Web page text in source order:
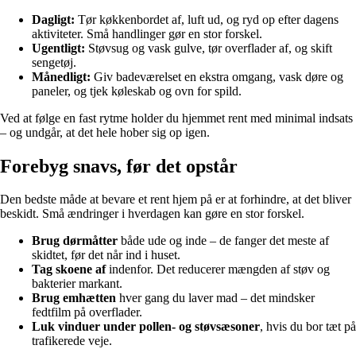
Dagligt: Tør køkkenbordet af, luft ud, og ryd op efter dagens
aktiviteter. Små handlinger gør en stor forskel.
Ugentligt: Støvsug og vask gulve, tør overflader af, og skift
sengetøj.
Månedligt: Giv badeværelset en ekstra omgang, vask døre og
paneler, og tjek køleskab og ovn for spild.
Ved at følge en fast rytme holder du hjemmet rent med minimal indsats
– og undgår, at det hele hober sig op igen.
Forebyg snavs, før det opstår
Den bedste måde at bevare et rent hjem på er at forhindre, at det bliver
beskidt. Små ændringer i hverdagen kan gøre en stor forskel.
Brug dørmåtter både ude og inde – de fanger det meste af
skidtet, før det når ind i huset.
Tag skoene afindenfor. Det reducerer mængden af støv og
bakterier markant.
Brug emhætten hver gang du laver mad – det mindsker
fedtfilm på overflader.
Luk vinduer under pollen- og støvsæsoner, hvis du bor tæt på
trafikerede veje.